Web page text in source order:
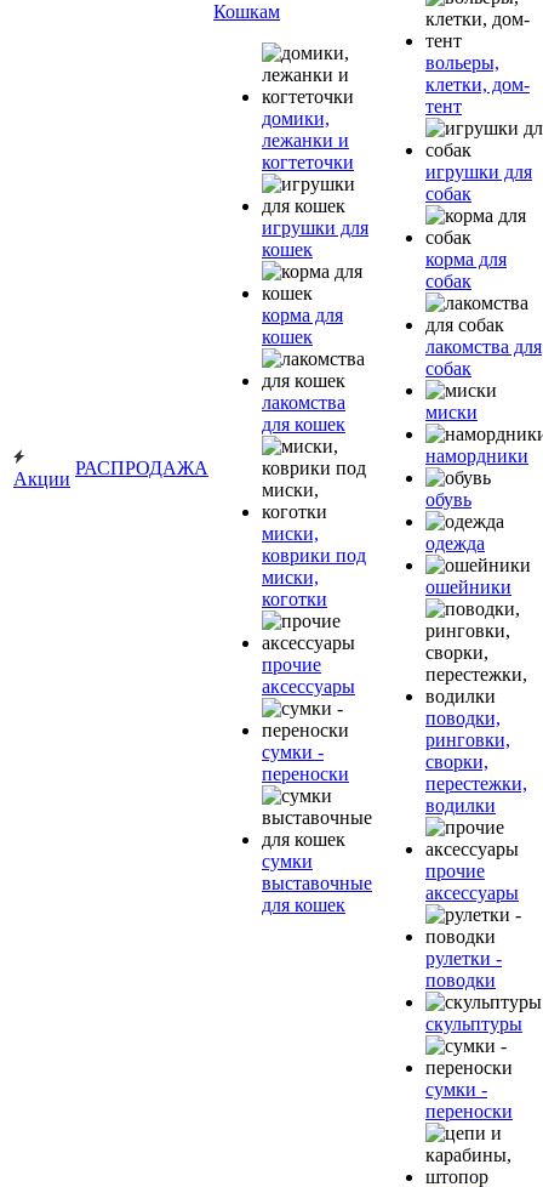
Акции
РАСПРОДАЖА
Кошкам
домики,
лежанки и
когтеточки
игрушки для
кошек
корма для
кошек
лакомства
для кошек
миски,
коврики под
миски,
коготки
прочие
аксессуары
сумки -
переноски
сумки
выставочные
для кошек
вольеры,
клетки, дом-
тент
игрушки для
собак
корма для
собак
лакомства для
собак
миски
намордники
обувь
одежда
ошейники
поводки,
ринговки,
сворки,
перестежки,
водилки
прочие
аксессуары
рулетки -
поводки
скульптуры
сумки -
переноски